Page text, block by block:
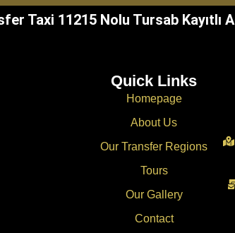
Taxi 11215 Nolu Tursab Kayıtlı
Quick Links
Homepage
About Us
Our Transfer Regions
Tours
Our Gallery
Contact